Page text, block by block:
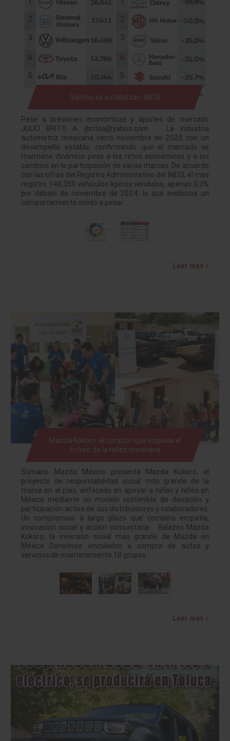
Ventas se estabilizan: INEGI
Pese a presiones económicas y ajustes de mercado
JULIO BRITO A. jbritoa@yahoo.com La industria
automotriz mexicana cerró noviembre de 2025 con un
desempeño estable, confirmando que el mercado se
mantiene dinámico pese a los retos económicos y a los
cambios en la participación de varias marcas. De acuerdo
con las cifras del Registro Administrativo del INEGI, el mes
registró 148,359 vehículos ligeros vendidos, apenas 0.3%
por debajo de noviembre de 2024, lo que evidencia un
comportamiento sólido a pesar…
Leer más »
Mazda Kokoro: el corazón que impulsa el
futuro de la niñez mexicana
Sumario Mazda México presenta Mazda Kokoro, el
proyecto de responsabilidad social más grande de la
marca en el país, enfocado en apoyar a niñas y niños en
México mediante un modelo sostenible de donación y
participación activa de sus distribuidores y colaboradores.
Un compromiso a largo plazo que combina empatía,
innovación social y acción comunitaria. Balazos Mazda
Kokoro, la inversión social más grande de Mazda en
México Donativos vinculados a compra de autos y
servicios de mantenimiento 18 grupos…
Leer más »